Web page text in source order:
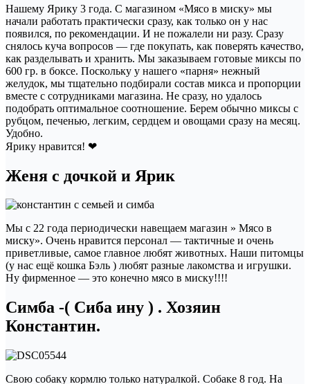
Нашему Ярику 3 года. С магазином «Мясо в миску» мы
начали работать практически сразу, как только он у нас
появился, по рекомендации. И не пожалели ни разу. Сразу
снялось куча вопросов — где покупать, как поверять качество,
как разделывать и хранить. Мы заказываем готовые миксы по
600 гр. в боксе. Поскольку у нашего «парня» нежный
желудок, мы тщательно подбирали состав микса и пропорции
вместе с сотрудниками магазина. Не сразу, но удалось
подобрать оптимальное соотношение. Берем обычно миксы с
рубцом, печенью, легким, сердцем и овощами сразу на месяц.
Удобно.
Ярику нравится! ❤
Женя с дочкой и Ярик
Мы с 22 года периодически навещаем магазин » Мясо в
миску». Очень нравится персонал — тактичные и очень
приветливые, самое главное любят животных. Наши питомцы
(у нас ещё кошка Бэль ) любят разные лакомства и игрушки.
Ну фирменное — это конечно мясо в миску!!!!
Симба -( Сиба ину ) . Хозяин
Константин.
Свою собаку кормлю только натуралкой. Собаке 8 год. На